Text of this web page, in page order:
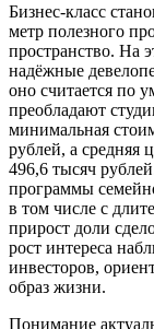
Бизнес-класс
метр полезного
пространство. На
надёжные
оно считается по
преобладают
минимальная
рублей, а средняя
496,6 тысяч
программы
в том числе с
прирост доли
рост интереса
инвесторов,
образ жизни.
Понимание